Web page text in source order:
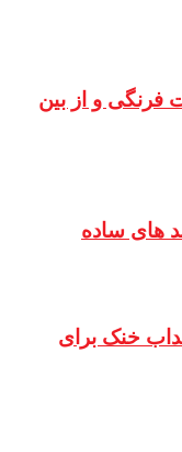
و از بین
های ساده
خنک برای